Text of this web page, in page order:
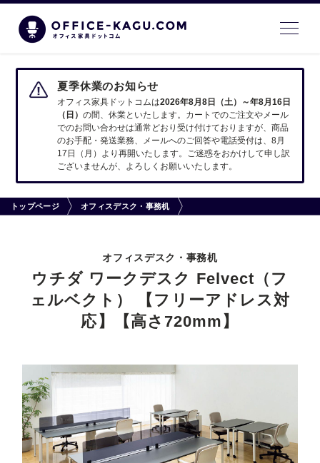
夏季休業のお知らせ
オフィス家具ドットコムは2026年8月8日（土）～年8月16日
（日）の間、休業といたします。カートでのご注文やメール
でのお問い合わせは通常どおり受け付けておりますが、商品
のお手配・発送業務、メールへのご回答や電話受付は、8月
17日（月）より再開いたします。ご迷惑をおかけして申し訳
ございませんが、よろしくお願いいたします。
トップページ オフィスデスク・事務机
オフィスデスク・事務机
ウチダ ワークデスク Felvect（フ
ェルベクト） 【フリーアドレス対
応】【高さ720mm】